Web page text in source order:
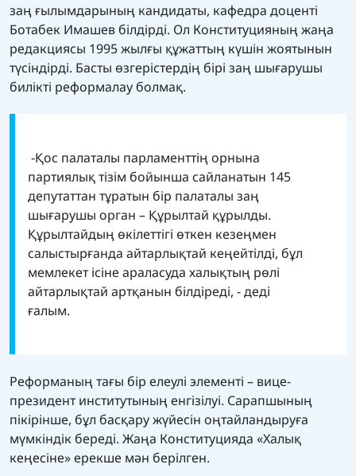
заң ғылымдарының кандидаты, кафедра доценті
Ботабек Имашев білдірді. Ол Конституцияның жаңа
редакциясы 1995 жылғы құжаттың күшін жоятынын
түсіндірді. Басты өзгерістердің бірі заң шығарушы
билікті реформалау болмақ.
-Қос палаталы парламенттің орнына
партиялық тізім бойынша сайланатын 145
депутаттан тұратын бір палаталы заң
шығарушы орган – Құрылтай құрылды.
Құрылтайдың өкілеттігі өткен кезеңмен
салыстырғанда айтарлықтай кеңейтілді, бұл
мемлекет ісіне араласуда халықтың рөлі
айтарлықтай артқанын білдіреді, - деді
ғалым.
Реформаның тағы бір елеулі элементі – вице-
президент институтының енгізілуі. Сарапшының
пікірінше, бұл басқару жүйесін оңтайландыруға
мүмкіндік береді. Жаңа Конституцияда «Халық
кеңесіне» ерекше мән берілген.